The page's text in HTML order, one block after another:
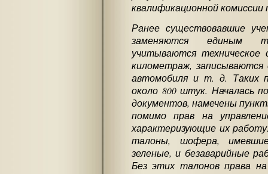
квалификационной
Ранее существовавшие
заменяются единым
учитываются техническое
километраж, записываются
автомобиля и т. д. Таких
около 800 штук. Началась
документов, намечены
помимо прав на
характеризующие их
талоны, шофера,
зеленые, и безаварийные
Без этих талонов права